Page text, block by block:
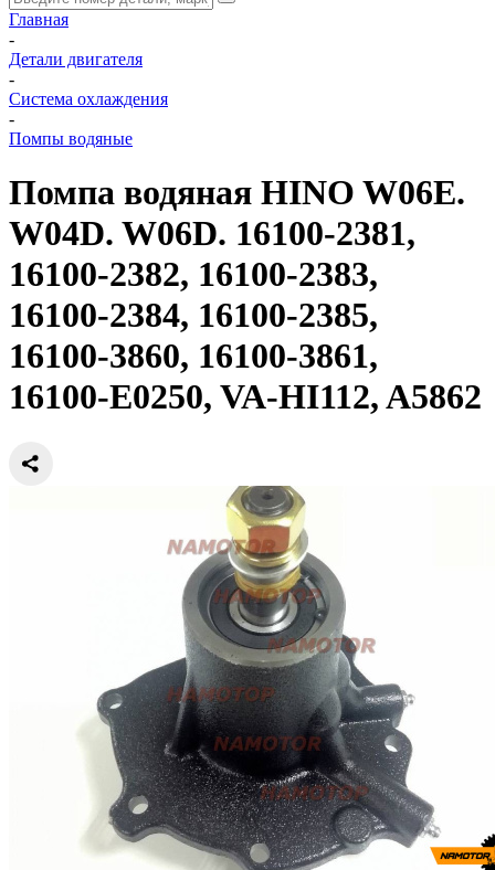
Главная
-
Детали двигателя
-
Система охлаждения
-
Помпы водяные
Помпа водяная HINO W06E.
W04D. W06D. 16100-2381,
16100-2382, 16100-2383,
16100-2384, 16100-2385,
16100-3860, 16100-3861,
16100-E0250, VA-HI112, A5862